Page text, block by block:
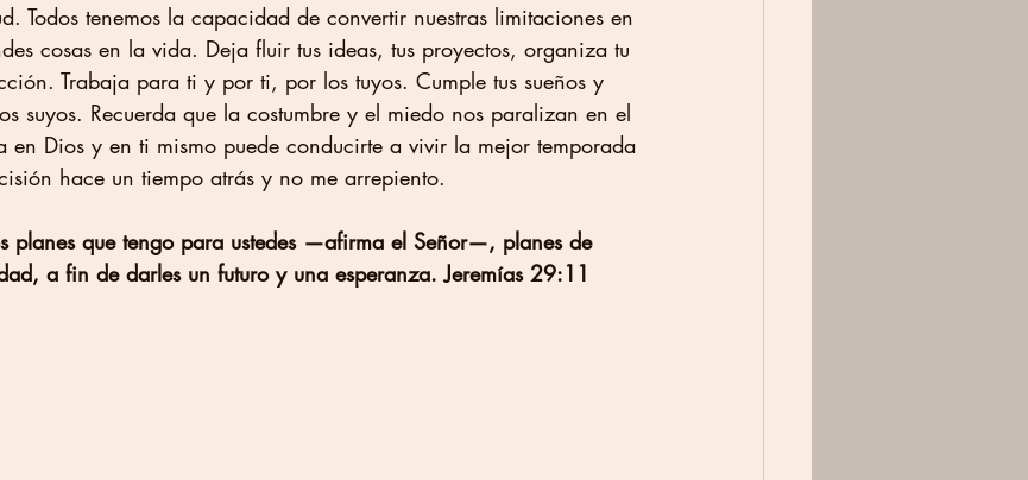
Todos tenemos la capacidad de convertir nuestras limitaciones en
cosas en la vida. Deja fluir tus ideas, tus proyectos, organiza tu
Trabaja para ti y por ti, por los tuyos. Cumple tus sueños y
suyos. Recuerda que la costumbre y el miedo nos paralizan en el
Dios y en ti mismo puede conducirte a vivir la mejor temporada
hace un tiempo atrás y no me arrepiento.
planes que tengo para ustedes —afirma el Señor—, planes de
a fin de darles un futuro y una esperanza. Jeremías 29:11